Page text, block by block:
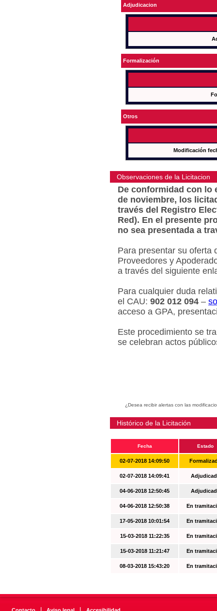
Adjudicacion
Formalización
Otros
Modificación
Observaciones de la Licitacion
De conformidad con lo
de noviembre, los
través del Registro
Red). En el presente
no sea presentada a
Para presentar su oferta
Proveedores y
a través del siguiente
Para cualquier duda
el CAU: 902 012 094 –
acceso a GPA,
Este procedimiento se
se celebran actos
¿Desea recibir alertas con las
Histórico de la Licitación
Fecha Estado
02-07-2018 14:09:50
02-07-2018 14:09:41
04-06-2018 12:50:45
04-06-2018 12:50:38 En
17-05-2018 10:01:54 En
15-03-2018 11:22:35 En
15-03-2018 11:21:47 En
08-03-2018 15:43:20 En